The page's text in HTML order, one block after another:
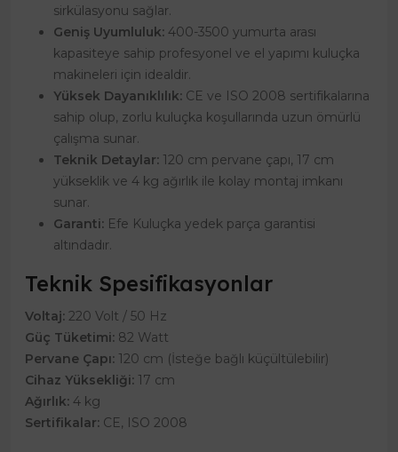
sirkülasyonu sağlar.
Geniş Uyumluluk: 400-3500 yumurta arası
kapasiteye sahip profesyonel ve el yapımı kuluçka
makineleri için idealdir.
Yüksek Dayanıklılık: CE ve ISO 2008 sertifikalarına
sahip olup, zorlu kuluçka koşullarında uzun ömürlü
çalışma sunar.
Teknik Detaylar: 120 cm pervane çapı, 17 cm
yükseklik ve 4 kg ağırlık ile kolay montaj imkanı
sunar.
Garanti: Efe Kuluçka yedek parça garantisi
altındadır.
Teknik Spesifikasyonlar
Voltaj: 220 Volt / 50 Hz
Güç Tüketimi: 82 Watt
Pervane Çapı: 120 cm (İsteğe bağlı küçültülebilir)
Cihaz Yüksekliği: 17 cm
Ağırlık: 4 kg
Sertifikalar: CE, ISO 2008